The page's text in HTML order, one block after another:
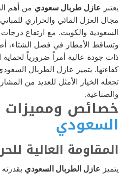
يعتبر عازل طربال سعودي من أهم
مجال العزل المائي والحراري
السعودية والكويت. مع ارتفاع
وتساقط الأمطار في فصل الشتاء،
ذات جودة عالية أمراً ضرورياً لحماية
كفاءتها. يتميز عازل الطربال
تجعله الخيار الأمثل للعديد من
والصناعية.
خصائص ومميزات
السعودي
المقاومة العالية
يتميز عازل الطربال السعودي